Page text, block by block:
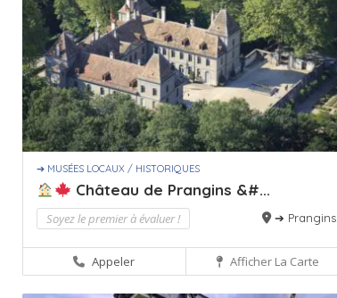
➔ MUSÉES LOCAUX / HISTORIQUES
Château de Prangins &#...
Soyez le premier à évaluer ! ➔ Prangins
Appeler Afficher La Carte